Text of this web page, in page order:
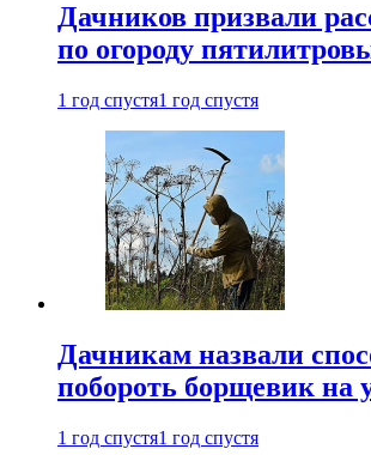
Дачников призвали
по огороду
1 год спустя1 год спустя
Дачникам назвали
побороть борщевик на
1 год спустя1 год спустя